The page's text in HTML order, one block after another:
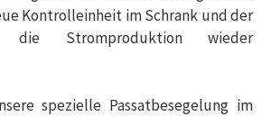
Kontrolleinheit im Schrank und der
die Stromproduktion wieder
spezielle Passatbesegelung im